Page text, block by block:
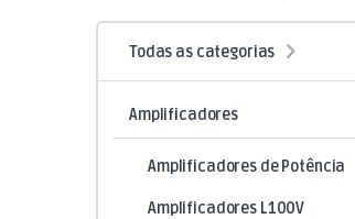
Todas as categorias
Amplificadores
Amplificadores de Potência
Amplificadores L100V